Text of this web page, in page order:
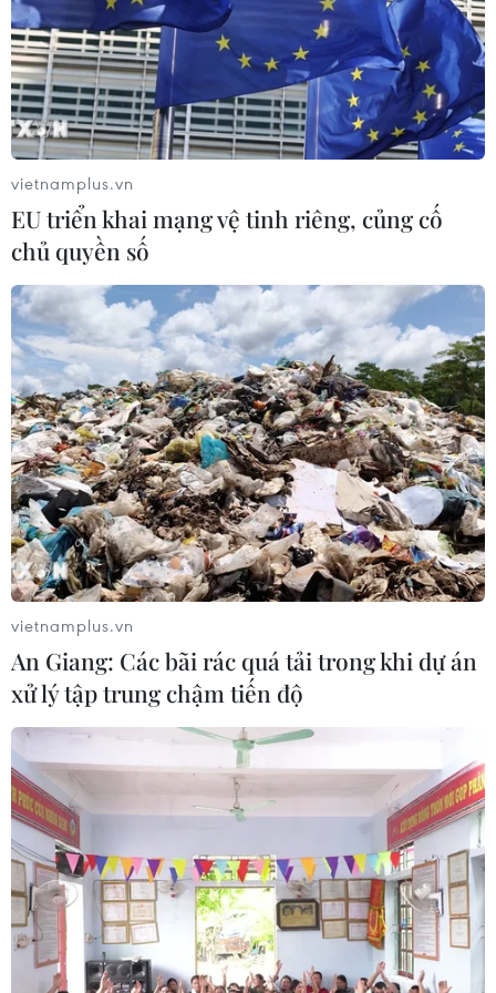
từ ngày 26/9
07/08/2026 23:00
Xem thêm
CƠ QUAN CHỦ QUẢN: THÔNG TẤN XÃ VIỆT NAM
Tổng Biên tập: TRẦN TIẾN DUẨN
Phó Tổng Biên tập: NGUYỄN THỊ TÁM, KHÚC THANH
THỦY
Sở hữu trí tuệ
Quy định sử dụng
RSS
Hỗ trợ
Ngôn ngữ
TTXVN
Dịch vụ tin
Quảng cáo
Giấy phép số: 1374/GP-BTTTT do Bộ Thông tin và Truyền thông
cấp ngày 11/9/2008.
Quảng cáo: Phó TBT Nguyễn Thị Tám: 093.5958688, Email:
tamvna@gmail.com
Điện thoại: (024) 39411349 - (024) 39411348, Fax: (024)
39411348
Email:vietnamplus2008@gmail.com
© Bản quyền thuộc về VietnamPlus, TTXVN. Cấm sao chép dưới
mọi hình thức nếu không có sự chấp thuận bằng văn bản.
vietnamplus.vn
EU triển khai mạng vệ tinh riêng, củng cố
chủ quyền số
vietnamplus.vn
An Giang: Các bãi rác quá tải trong khi dự án
xử lý tập trung chậm tiến độ